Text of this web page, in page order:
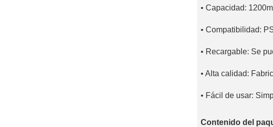
• Capacidad:
• Compatibilidad:
• Recargable: Se
• Alta calidad:
• Fácil de usar:
Contenido del